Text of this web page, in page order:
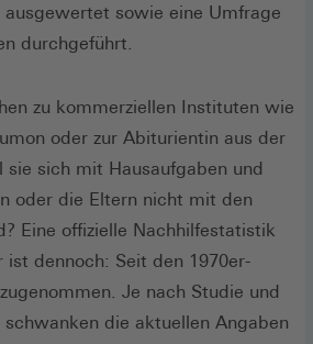
ausgewertet sowie eine Umfrage
durchgeführt.
zu kommerziellen Instituten wie
oder zur Abiturientin aus der
sich mit Hausaufgaben und
oder die Eltern nicht mit den
Eine offizielle Nachhilfestatistik
dennoch: Seit den 1970er-
Je nach Studie und
die aktuellen Angaben